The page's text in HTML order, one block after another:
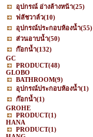
อุปกรณ์ อ่างล้างหน้า(25)
ฟลัชวาล์ว(10)
อุปกรณ์ประกอบห้องน้ำ(55)
ส่วนอาบน้ำ(50)
ก๊อกน้ำ(132)
GC
PRODUCT(48)
GLOBO
BATHROOM(9)
อุปกรณ์ประกอบห้องน้ำ(1)
ก๊อกน้ำ(1)
GROHE
PRODUCT(1)
HANA
PRODUCT(1)